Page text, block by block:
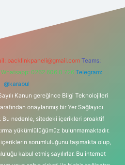
backlinkpaneli@gmail.com Teams:
Whatsapp: 0262 606 0 726 Telegram:
@karabul
Kanun gereğince Bilgi Teknolojileri
onaylanmış bir Yer Sağlayıcı
nedenle, sitedeki içerikleri proaktif
yükümlülüğümüz bulunmamaktadır.
sorumluluğunu taşımakta olup,
kabul etmiş sayılırlar. Bu internet